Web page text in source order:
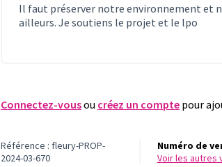
Il faut préserver notre environnement et
ailleurs. Je soutiens le projet et le lpo
Connectez-vousou créez un compte pour
Référence : fleury-PROP-
2024-03-670
Numéro de
voir les autres